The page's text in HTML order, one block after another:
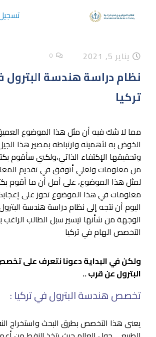
يناير 5, 2021 0
نظام دراسة هندسة البترول
تركيا
مما لا شك فيه أن مثل هذا الموضوع
الخوض به لأهميته وارتباطه بمصير هذا
وتحقيقها الإكتفاء الذاتي،ولكني سأقوم
من معلومات ولعلي أتوفق في تقديم
لمثل هذا الموضوع، على أمل أن ما أقوم
معلومات في هذا الموضوع تحوز على
اليوم أن نتجه إلى نظام دراسة هندسة
الوجهة من شأنها تيسير سبل الطالب الراغب
التخصص الهام في تركيا
ولكن في البداية دعونا نتعرف على
البترول عن قرب ..
تخصص هندسة البترول في تركيا :
يعنى هذا التخصص بطرق البحث واستخراج